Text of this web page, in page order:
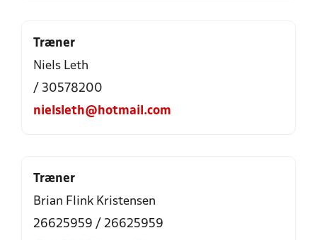
Træner
Niels Leth
/ 30578200
nielsleth@hotmail.com
Træner
Brian Flink Kristensen
26625959 / 26625959